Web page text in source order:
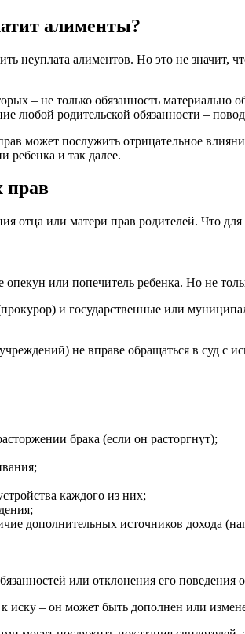
алименты?
алиментов. Но это не значит,
– не только обязанность материально
любой родительской обязанности –
может послужить отрицательное
ребенка и так далее.
прав
отца или матери прав родителей. Что
или попечитель ребенка. Но не
и государственные или
не вправе обращаться в суд с
брака (если он расторгнут);
каждого из них;
источников дохода
или отклонения его поведения
– он может быть дополнен или